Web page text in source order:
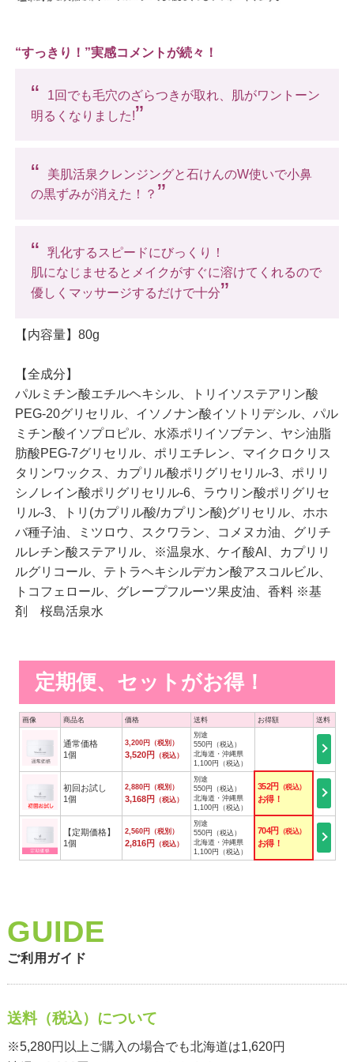
“すっきり！”実感コメントが続々！
“
1回でも毛穴のざらつきが取れ、肌がワントーン
明るくなりました!”
“
美肌活泉クレンジングと石けんのW使いで小鼻
の黒ずみが消えた！？ ”
“
乳化するスピードにびっくり！
肌になじませるとメイクがすぐに溶けてくれるので
優しくマッサージするだけで十分”
【内容量】80g
【全成分】
パルミチン酸エチルヘキシル、トリイソステアリン酸
PEG-20グリセリル、イソノナン酸イソトリデシル、パル
ミチン酸イソプロピル、水添ポリイソブテン、ヤシ油脂
肪酸PEG-7グリセリル、ポリエチレン、マイクロクリス
タリンワックス、カプリル酸ポリグリセリル-3、ポリリ
シノレイン酸ポリグリセリル-6、ラウリン酸ポリグリセ
リル-3、トリ(カプリル酸/カプリン酸)グリセリル、ホホ
バ種子油、ミツロウ、スクワラン、コメヌカ油、グリチ
ルレチン酸ステアリル、※温泉水、ケイ酸Al、カプリリ
ルグリコール、テトラヘキシルデカン酸アスコルビル、
トコフェロール、グレープフルーツ果皮油、香料 ※基
剤 桜島活泉水
定期便、セットがお得！
画像 商品名 価格 送料 お得額 送料
通常価格
1個
3,200円（税別）
3,520円 （税込）
別途
550円（税込）
北海道・沖縄県
1,100円（税込）
初回お試し
1個
2,880円（税別）
3,168円 （税込）
別途
550円（税込）
北海道・沖縄県
1,100円（税込）
352円 （税込）
お得！
【定期価格】
1個
2,560円（税別）
2,816円 （税込）
別途
550円（税込）
北海道・沖縄県
1,100円（税込）
704円 （税込）
お得！
ご利用ガイド
送料（税込）について
※5,280円以上ご購入の場合でも北海道は1,620円